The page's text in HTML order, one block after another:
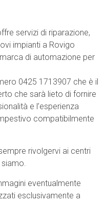
servizi di riparazione,
impianti a Rovigo
di automazione per
0425 1713907 che è il
che sarà lieto di fornire
e l’esperienza
compatibilmente
rivolgervi ai centri
eventualmente
esclusivamente a